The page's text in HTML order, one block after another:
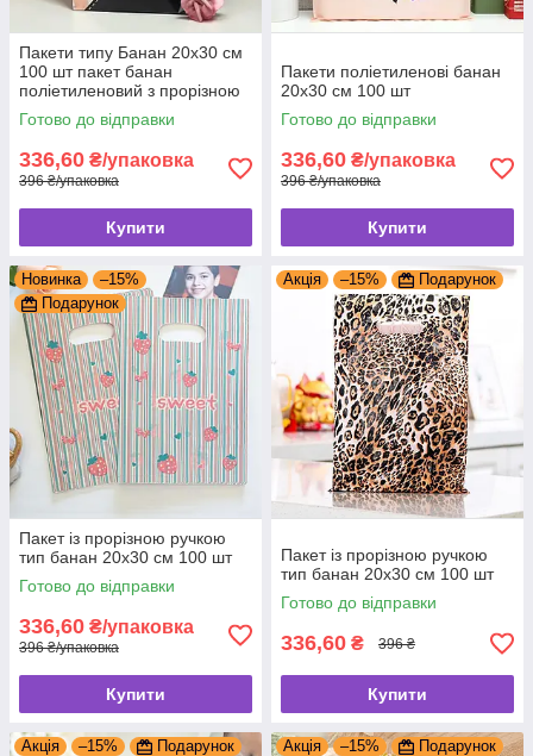
Пакети типу Банан 20x30 см
100 шт пакет банан
поліетиленовий з прорізною
ручкою
Готово до відправки
336,60 ₴/упаковка
396 ₴/упаковка
Купити
Пакети поліетиленові банан
20x30 см 100 шт
Готово до відправки
336,60 ₴/упаковка
396 ₴/упаковка
Купити
Новинка
–15%
Подарунок
Пакет із прорізною ручкою
тип банан 20x30 см 100 шт
Готово до відправки
336,60 ₴/упаковка
396 ₴/упаковка
Купити
Акція –15% Подарунок
Пакет із прорізною ручкою
тип банан 20x30 см 100 шт
Готово до відправки
336,60 ₴ 396 ₴
Купити
Акція –15% Подарунок Акція –15% Подарунок